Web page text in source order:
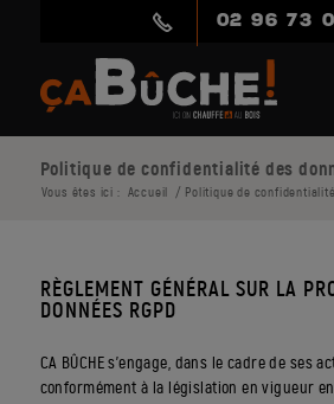
02 96 73
Politique de confidentialité des
Vous êtes ici : Accueil / Politique de
RÈGLEMENT GÉNÉRAL SUR LA
DONNÉES RGPD
CA BÛCHE s’engage, dans le cadre de ses
conformément à la législation en vigueur